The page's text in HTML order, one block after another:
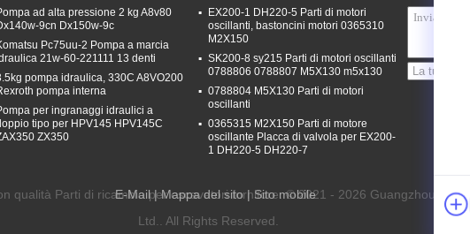
ad alta pressione 2 kg A8v80
9cn Dx150w-9c
Pc75uu-2 Pompa a marcia
21w-60-221111 13 denti
pompa idraulica, 330C A8VO200
pompa interna
per ingranaggi idraulici a
tipo per HPV145 HPV145C
ZX350
EX200-1 DH220-5 Parti di motori
oscillanti, bastoncini motori 0365310
M2X150
SK200-8 sy215 Parti di motori oscillanti
0788806 0788807 M5X130 m5x130
0788804 M5X130 Parti di motori
oscillanti
0365315 M2X150 Parti di motore
oscillante Placca di valvola per EX200-
1 DH220-5 DH220-7
E-Mail|Mappa del sito | Sito mobile
qualità Parti di ricambio per escavatori fornitore. © 2021 - 2026 Guangzhou
Ltd.. All Rights Reserved.